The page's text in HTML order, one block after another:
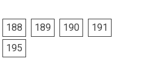
188 189 190
191
195